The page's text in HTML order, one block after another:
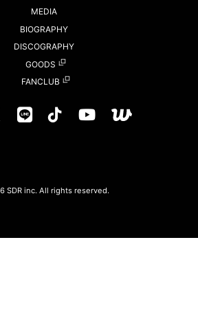
MEDIA
BIOGRAPHY
DISCOGRAPHY
GOODS
FANCLUB
SDR inc. All rights reserved.